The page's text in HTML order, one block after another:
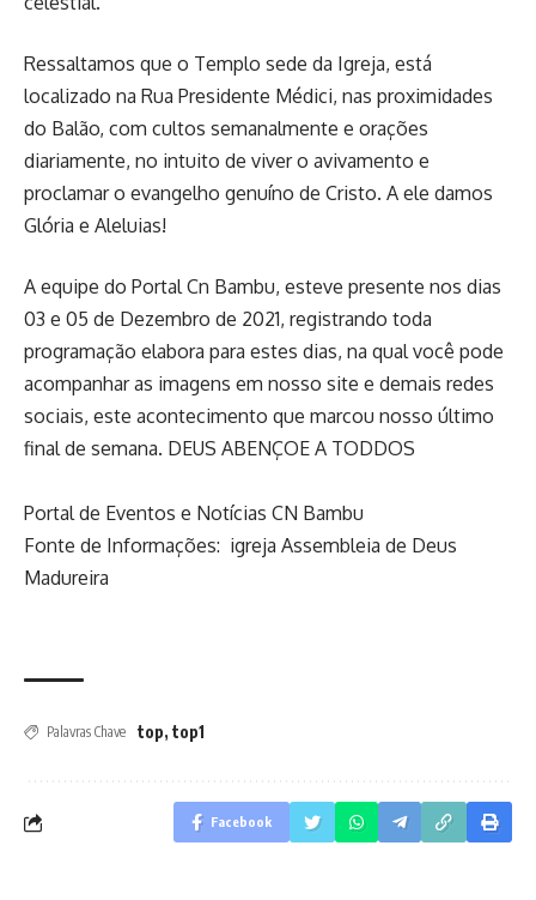
Ressaltamos que o Templo sede da Igreja, está
localizado na Rua Presidente Médici, nas proximidades
do Balão, com cultos semanalmente e orações
diariamente, no intuito de viver o avivamento e
proclamar o evangelho genuíno de Cristo. A ele damos
Glória e Aleluias!
A equipe do Portal Cn Bambu, esteve presente nos dias
03 e 05 de Dezembro de 2021, registrando toda
programação elabora para estes dias, na qual você pode
acompanhar as imagens em nosso site e demais redes
sociais, este acontecimento que marcou nosso último
final de semana. DEUS ABENÇOE A TODDOS
Portal de Eventos e Notícias CN Bambu
Fonte de Informações: igreja Assembleia de Deus
Madureira
Palavras Chave top, top1
Facebook